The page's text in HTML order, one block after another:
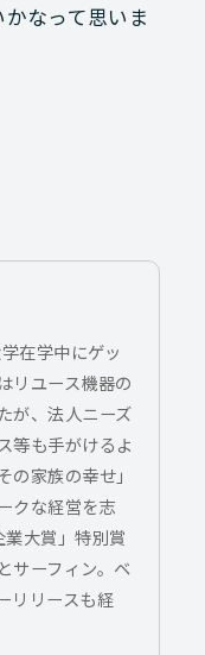
なって思いま
在学中にゲッ
リユース機器の
が、法人ニーズ
等も手がけるよ
の家族の幸せ」
クな経営を志
業大賞」特別賞
サーフィン。ベ
リリースも経